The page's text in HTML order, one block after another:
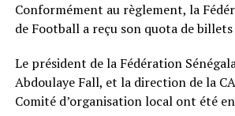
Conformément au règlement, la
de Football a reçu son quota de
Le président de la Fédération
Abdoulaye Fall, et la direction de la
Comité d’organisation local ont été